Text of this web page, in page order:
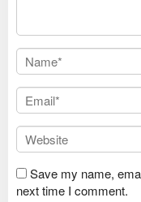
Save my name,
next time I comment.